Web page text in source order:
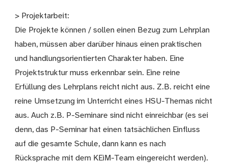
> Projektarbeit:
Die Projekte können / sollen einen Bezug zum Lehrplan
haben, müssen aber darüber hinaus einen praktischen
und handlungsorientierten Charakter haben. Eine
Projektstruktur muss erkennbar sein. Eine reine
Erfüllung des Lehrplans reicht nicht aus. Z.B. reicht eine
reine Umsetzung im Unterricht eines HSU-Themas nicht
aus. Auch z.B. P-Seminare sind nicht einreichbar (es sei
denn, das P-Seminar hat einen tatsächlichen Einfluss
auf die gesamte Schule, dann kann es nach
Rücksprache mit dem KEiM-Team eingereicht werden).